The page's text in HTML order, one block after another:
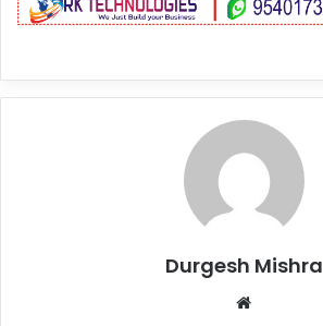
Durgesh Mishra
Website